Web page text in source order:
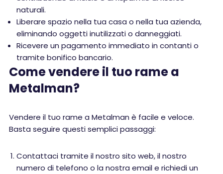
naturali.
Liberare spazio nella tua casa o nella tua azienda,
eliminando oggetti inutilizzati o danneggiati.
Ricevere un pagamento immediato in contanti o
tramite bonifico bancario.
Come vendere il tuo rame a
Metalman?
Vendere il tuo rame a Metalman è facile e veloce.
Basta seguire questi semplici passaggi:
Contattaci tramite il nostro sito web, il nostro
numero di telefono o la nostra email e richiedi un